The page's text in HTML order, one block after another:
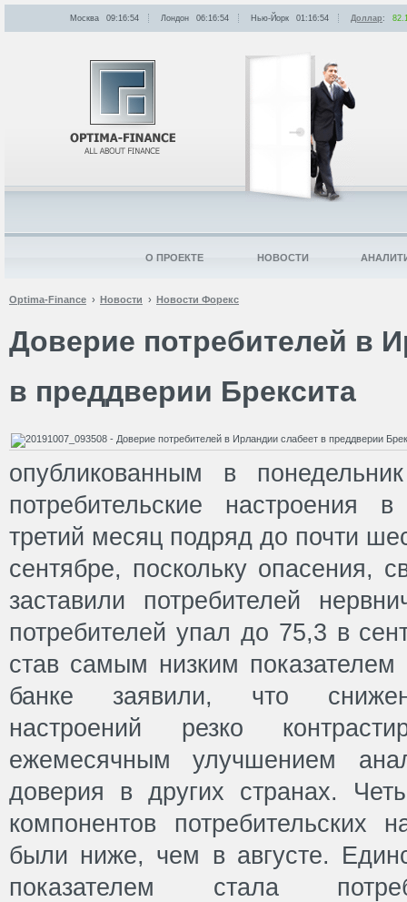
Optima-Finance Новости Новости Форекс
Доверие потребителей в
в преддверии Брексита
опубликованным в
потребительские настроения
третий месяц подряд до почти
сентябре, поскольку опасения,
заставили потребителей
потребителей упал до 75,3 в
став самым низким
банке заявили, что
настроений резко
ежемесячным улучшением
доверия в других странах.
компонентов потребительских
были ниже, чем в августе.
показателем стала
Москва 09:16:54 Лондон 06:16:54 Нью-Йорк 01:16:54 Доллар:
О ПРОЕКТЕ НОВОСТИ